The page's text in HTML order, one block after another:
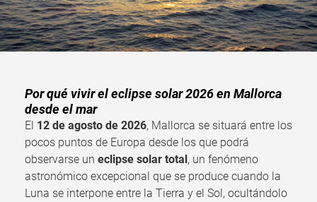
Por qué vivir el eclipse solar 2026 en Mallorca
desde el mar
El 12 de agosto de 2026, Mallorca se situará entre los
pocos puntos de Europa desde los que podrá
observarse un eclipse solar total, un fenómeno
astronómico excepcional que se produce cuando la
Luna se interpone entre la Tierra y el Sol, ocultándolo